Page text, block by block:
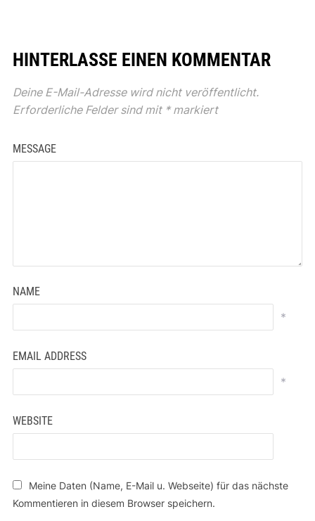
HINTERLASSE EINEN KOMMENTAR
Deine E-Mail-Adresse wird nicht veröffentlicht.
Erforderliche Felder sind mit *markiert
MESSAGE
NAME
*
EMAIL ADDRESS
*
WEBSITE
Meine Daten (Name, E-Mail u. Webseite) für das nächste
Kommentieren in diesem Browser speichern.